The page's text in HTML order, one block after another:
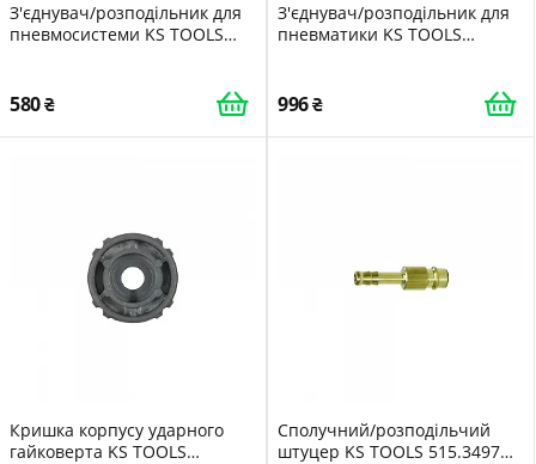
З'єднувач/розподільник для
пневмосистеми KS TOOLS
580
З'єднувач/розподільник для
пневматики KS TOOLS
996
Кришка корпусу ударного
гайковерта KS TOOLS
Сполучний/розподільчий
штуцер KS TOOLS 515.3497